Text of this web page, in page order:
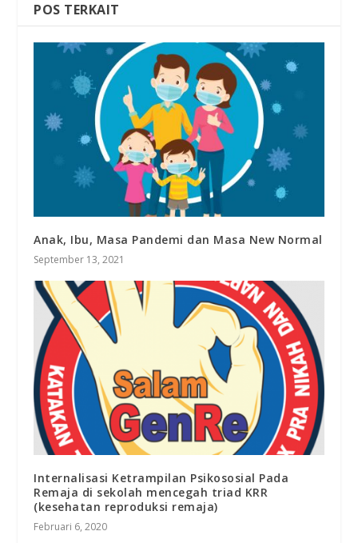
POS TERKAIT
Anak, Ibu, Masa Pandemi dan Masa New Normal
September 13, 2021
Internalisasi Ketrampilan Psikososial Pada
Remaja di sekolah mencegah triad KRR
(kesehatan reproduksi remaja)
Februari 6, 2020